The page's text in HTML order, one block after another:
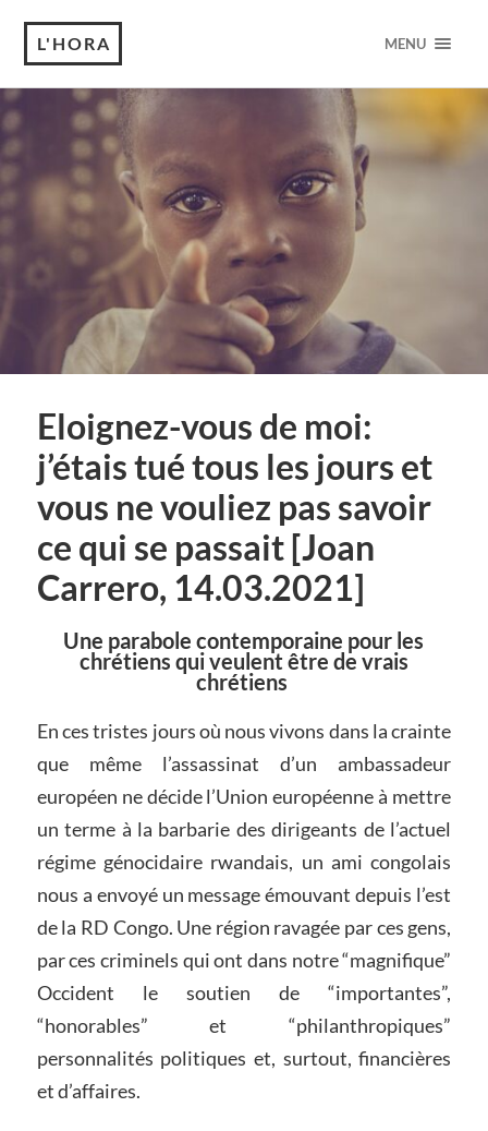
L'HORA MENU
Eloignez-vous de moi:
j’étais tué tous les jours et
vous ne vouliez pas savoir
ce qui se passait [Joan
Carrero, 14.03.2021]
Une parabole contemporaine pour les
chrétiens qui veulent être de vrais
chrétiens
En ces tristes jours où nous vivons dans la crainte
que même l’assassinat d’un ambassadeur
européen ne décide l’Union européenne à mettre
un terme à la barbarie des dirigeants de l’actuel
régime génocidaire rwandais, un ami congolais
nous a envoyé un message émouvant depuis l’est
de la RD Congo. Une région ravagée par ces gens,
par ces criminels qui ont dans notre “magnifique”
Occident le soutien de “importantes”,
“honorables” et “philanthropiques”
personnalités politiques et, surtout, financières
et d’affaires.